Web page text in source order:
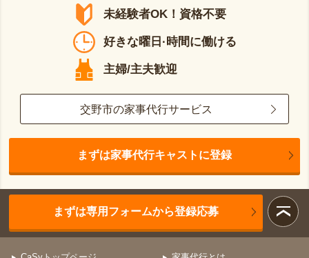
未経験者OK！資格不要
好きな曜日·時間に働ける
主婦/主夫歓迎
交野市の家事代行サービス
まずは家事代行キャストに登録
まずは専用フォームから登録応募